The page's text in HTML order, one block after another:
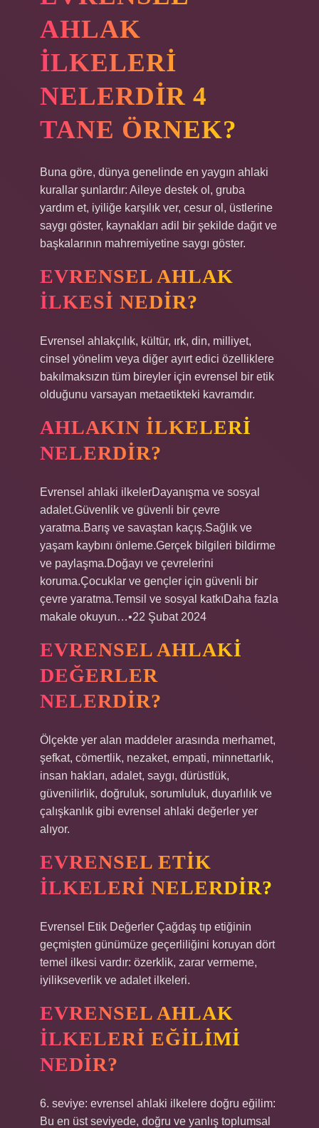
AHLAK
ILKELERI
NELERDIR 4
TANE ÖRNEK?
Buna göre, dünya genelinde en yaygın ahlaki
kurallar şunlardır: Aileye destek ol, gruba
yardım et, iyiliğe karşılık ver, cesur ol, üstlerine
saygı göster, kaynakları adil bir şekilde dağıt ve
başkalarının mahremiyetine saygı göster.
EVRENSEL AHLAK
ILKESI NEDIR?
Evrensel ahlakçılık, kültür, ırk, din, milliyet,
cinsel yönelim veya diğer ayırt edici özelliklere
bakılmaksızın tüm bireyler için evrensel bir etik
olduğunu varsayan metaetikteki kavramdır.
AHLAKIN ILKELERI
NELERDIR?
Evrensel ahlaki ilkelerDayanışma ve sosyal
adalet.Güvenlik ve güvenli bir çevre
yaratma.Barış ve savaştan kaçış.Sağlık ve
yaşam kaybını önleme.Gerçek bilgileri bildirme
ve paylaşma.Doğayı ve çevrelerini
koruma.Çocuklar ve gençler için güvenli bir
çevre yaratma.Temsil ve sosyal katkıDaha fazla
makale okuyun…•22 Şubat 2024
EVRENSEL AHLAKI
DEĞERLER
NELERDIR?
Ölçekte yer alan maddeler arasında merhamet,
şefkat, cömertlik, nezaket, empati, minnettarlık,
insan hakları, adalet, saygı, dürüstlük,
güvenilirlik, doğruluk, sorumluluk, duyarlılık ve
çalışkanlık gibi evrensel ahlaki değerler yer
alıyor.
EVRENSEL ETIK
ILKELERI NELERDIR?
Evrensel Etik Değerler Çağdaş tıp etiğinin
geçmişten günümüze geçerliliğini koruyan dört
temel ilkesi vardır: özerklik, zarar vermeme,
iyilikseverlik ve adalet ilkeleri.
EVRENSEL AHLAK
ILKELERI EĞILIMI
NEDIR?
6. seviye: evrensel ahlaki ilkelere doğru eğilim:
Bu en üst seviyede, doğru ve yanlış toplumsal